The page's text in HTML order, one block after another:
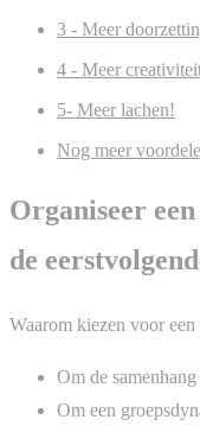
3 - Meer
4 - Meer
5- Meer lachen!
Nog meer
Organiseer
de
Waarom kiezen voor
Om de
Om een